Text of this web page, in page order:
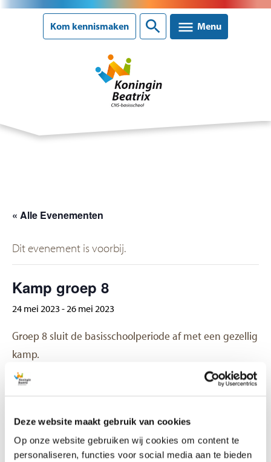
Deze website maakt gebruik van cookies
Op onze website gebruiken wij cookies om content te
personaliseren, functies voor social media aan te bieden
Kom kennismaken Menu
Onze school
Nieuws
Agenda
Veelgestelde vragen
Contact
« Alle Evenementen
Dit evenement is voorbij.
Kamp groep 8
24 mei 2023 -26 mei 2023
Groep 8 sluit de basisschoolperiode af met een gezellig
kamp.
24 mei 2023
Einde: